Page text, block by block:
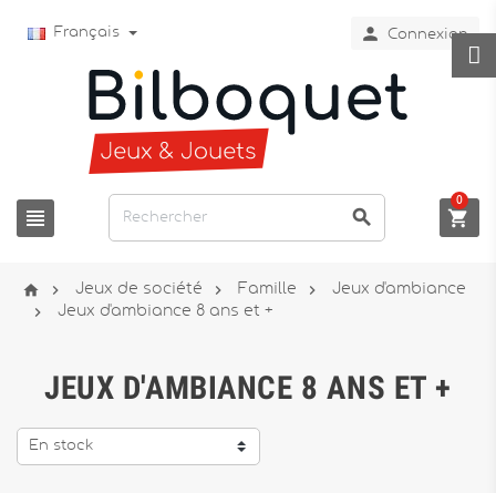
Français  Connexion
  
0
  Jeux de société  Famille  Jeux d'ambiance
 Jeux d'ambiance 8 ans et +
JEUX D'AMBIANCE 8 ANS ET +
En stock